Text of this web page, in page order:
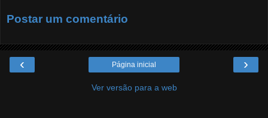
Postar um comentário
‹ ›
Página inicial
Ver versão para a web